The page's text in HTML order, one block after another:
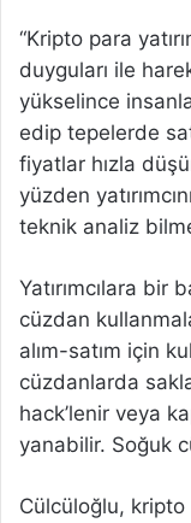
“Kripto para
duyguları ile
yükselince
edip tepelerde
fiyatlar hızla
yüzden
teknik analiz
Yatırımcılara
cüzdan
alım-satım için
cüzdanlarda
hack’lenir veya
yanabilir. Soğuk
Cülcüloğlu,